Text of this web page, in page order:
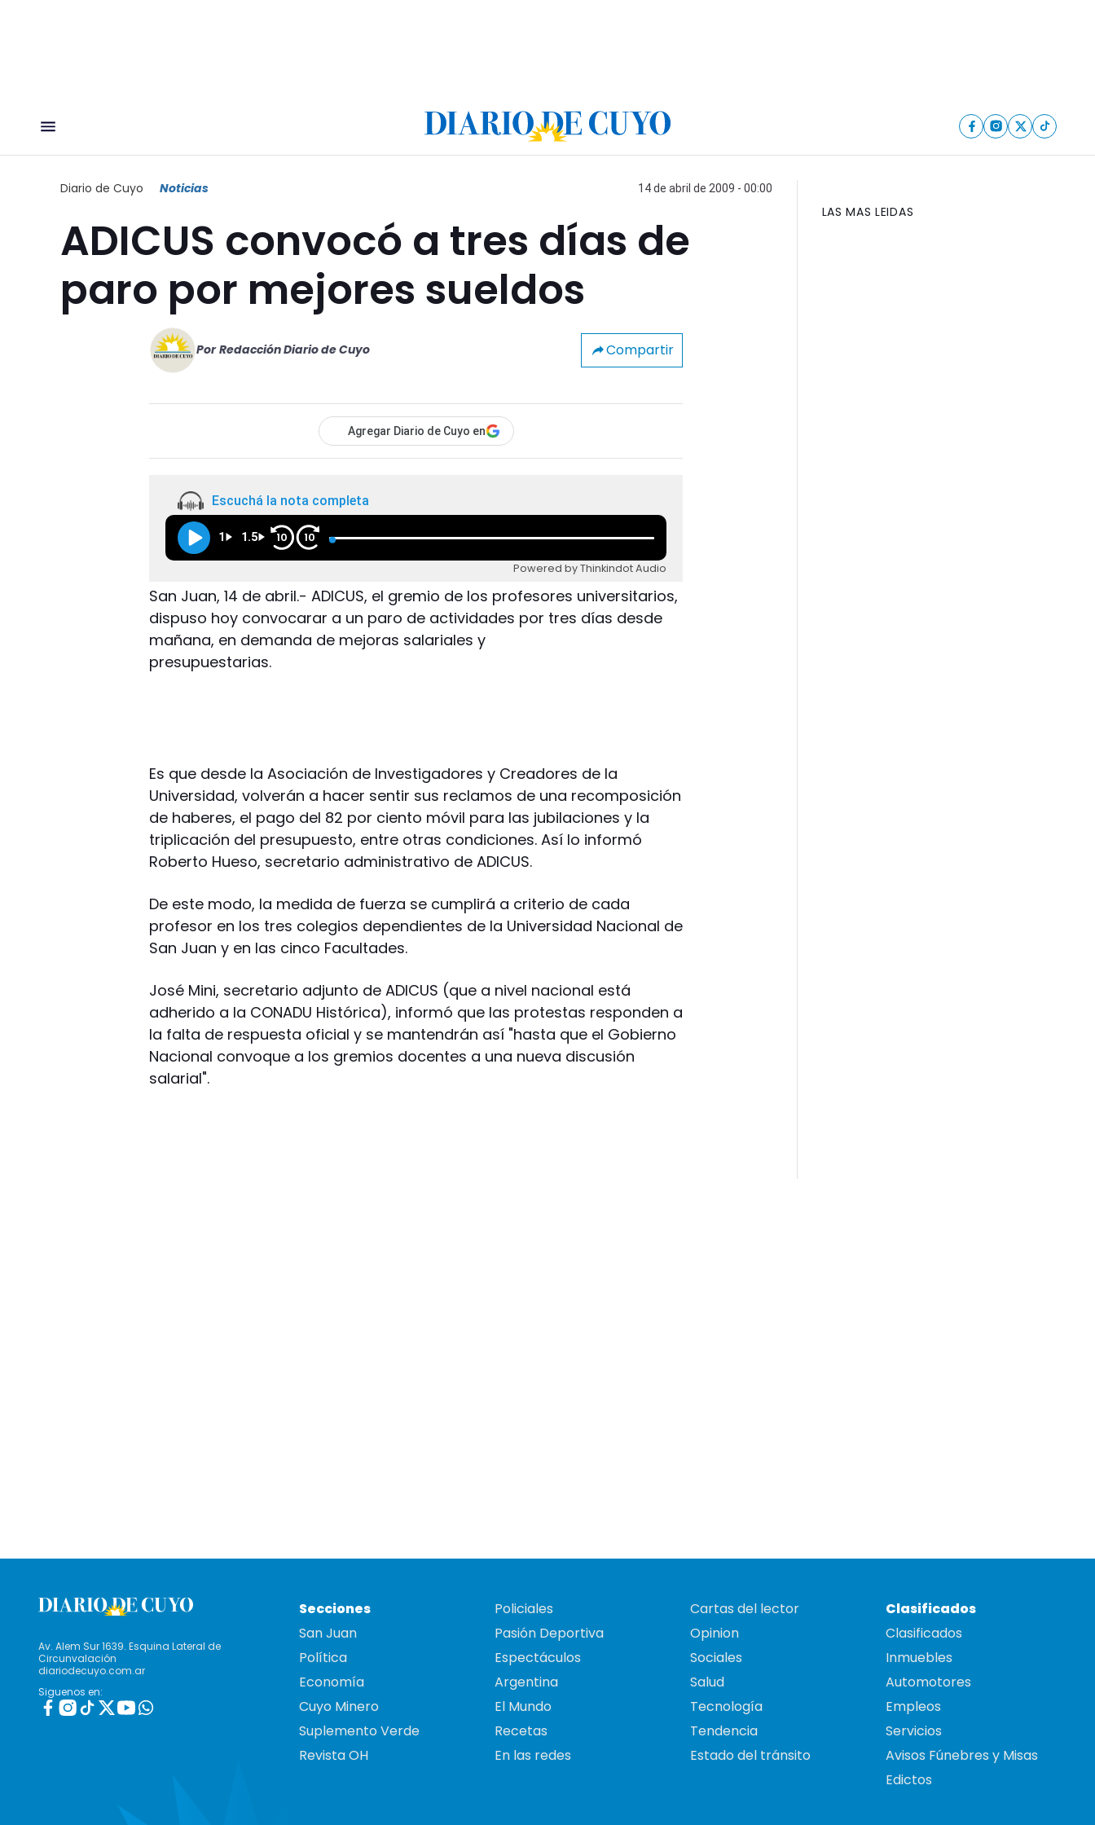
Diario de Cuyo Noticias 14 de abril de 2009 - 00:00
ADICUS convocó a tres días de
paro por mejores sueldos
Por Redacción Diario de Cuyo Compartir
Agregar Diario de Cuyo en
Escuchá la nota completa
1 1.5 10 10
Powered by Thinkindot Audio
San Juan, 14 de abril.- ADICUS, el gremio de los profesores universitarios,
dispuso hoy convocarar a un paro de actividades por tres días desde
mañana, en demanda de mejoras salariales y
presupuestarias.
Es que desde la Asociación de Investigadores y Creadores de la
Universidad, volverán a hacer sentir sus reclamos de una recomposición
de haberes, el pago del 82 por ciento móvil para las jubilaciones y la
triplicación del presupuesto, entre otras condiciones. Así lo informó
Roberto Hueso, secretario administrativo de ADICUS.
De este modo, la medida de fuerza se cumplirá a criterio de cada
profesor en los tres colegios dependientes de la Universidad Nacional de
San Juan y en las cinco Facultades.
José Mini, secretario adjunto de ADICUS (que a nivel nacional está
adherido a la CONADU Histórica), informó que las protestas responden a
la falta de respuesta oficial y se mantendrán así "hasta que el Gobierno
Nacional convoque a los gremios docentes a una nueva discusión
salarial".
LAS MAS LEIDAS
Av. Alem Sur 1639. Esquina Lateral de
Circunvalación
diariodecuyo.com.ar
Siguenos en:
Secciones
San Juan
Política
Economía
Cuyo Minero
Suplemento Verde
Revista OH
Policiales
Pasión Deportiva
Espectáculos
Argentina
El Mundo
Recetas
En las redes
Cartas del lector
Opinion
Sociales
Salud
Tecnología
Tendencia
Estado del tránsito
Clasificados
Clasificados
Inmuebles
Automotores
Empleos
Servicios
Avisos Fúnebres y Misas
Edictos